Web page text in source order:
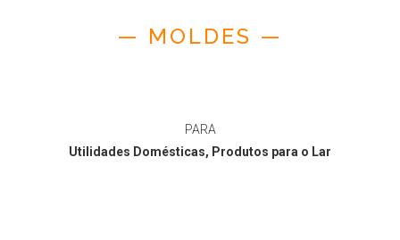
— MOLDES —
PARA
Utilidades Domésticas, Produtos para o Lar